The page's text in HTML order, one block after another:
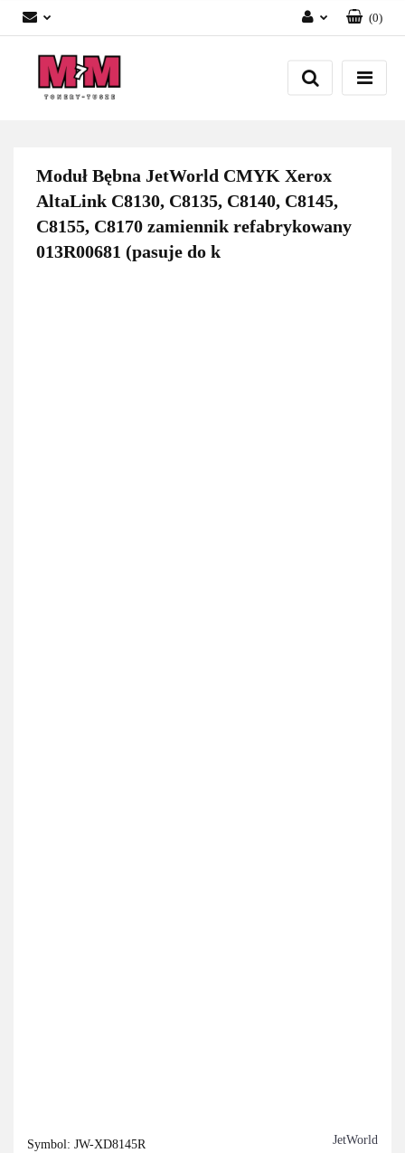
Zaloguj się
Załóż konto
(0)
Moduł Bębna JetWorld CMYK Xerox
AltaLink C8130, C8135, C8140, C8145,
C8155, C8170 zamiennik refabrykowany
013R00681 (pasuje do k
Symbol: JW-XD8145R JetWorld